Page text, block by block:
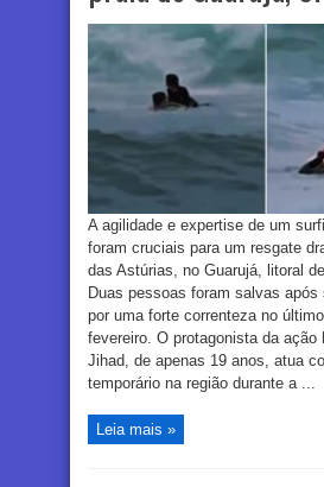
A agilidade e expertise de um
foram cruciais para um resgate
das Astúrias, no Guarujá, litoral
Duas pessoas foram salvas após
por uma forte correnteza no
fevereiro. O protagonista da ação
Jihad, de apenas 19 anos, atua
temporário na região durante a ...
Leia mais »